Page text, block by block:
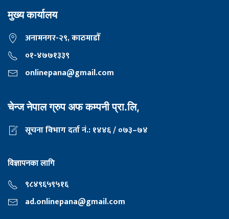
मुख्य कार्यालय
अनामनगर-२९, काठमाडाैँ
०१-४७७१३३९
onlinepana@gmail.com
चेन्ज नेपाल ग्रुप अफ कम्पनी प्रा.लि,
सूचना विभाग दर्ता नं.: १४४६ / ०७३–७४
विज्ञापनका लागि
९८४९६५९५१६
ad.onlinepana@gmail.com